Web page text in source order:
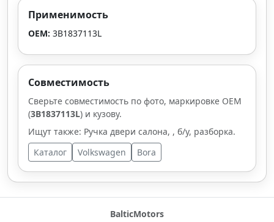
Применимость
OEM: 3B1837113L
Совместимость
Сверьте совместимость по фото, маркировке OEM
(3B1837113L) и кузову.
Ищут также: Ручка двери салона, , б/у, разборка.
Каталог
Volkswagen Bora
BalticMotors